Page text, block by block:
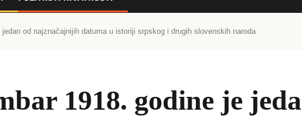
od najznačajnijih datuma u istoriji srpskog i drugih slovenskih naroda
1918. godine je